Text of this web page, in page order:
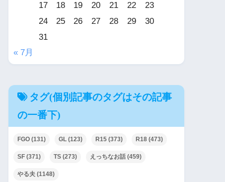
17
18 19 20 21 22
23
24
25 26 27 28 29
30
31
« 7月
タグ(個別記事のタグはその記事
の一番下)
FGO (131) GL (123) R15 (373) R18 (473)
SF (371) TS (273) えっちなお話 (459)
やる夫 (1148)